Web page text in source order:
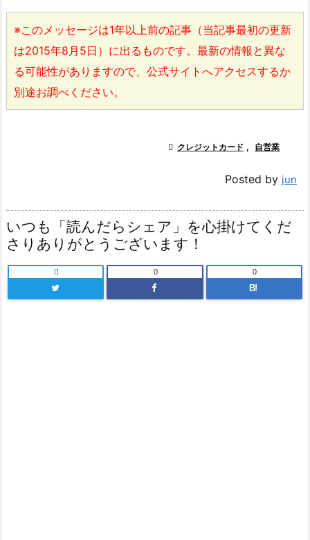
※このメッセージは1年以上前の記事（当記事最初の更新
は2015年8月5日）に出るものです。最新の情報と異な
る可能性がありますので、公式サイトへアクセスするか
別途お調べください。
 クレジットカード , 自営業
Posted by jun
いつも「読んだらシェア」を心掛けてくだ
さりありがとうございます！
 0
B!
0